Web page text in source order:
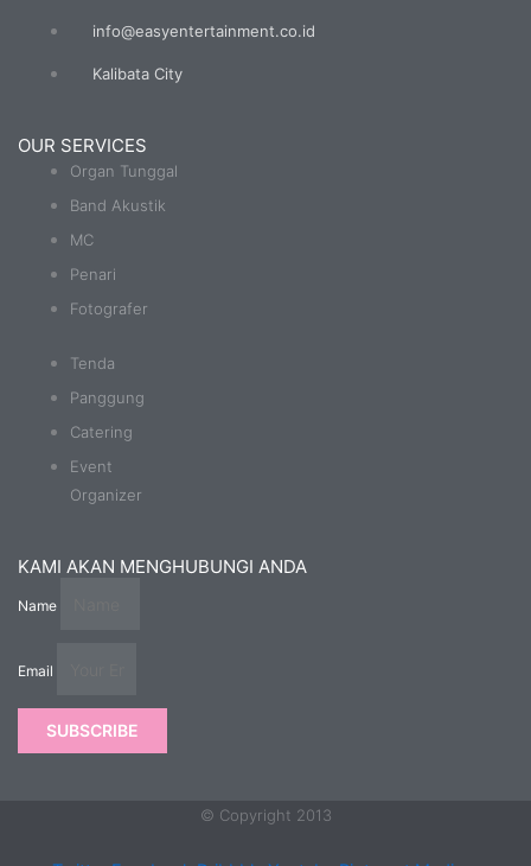
info@easyentertainment.co.id
Kalibata City
OUR SERVICES
Organ Tunggal
Band Akustik
MC
Penari
Fotografer
Tenda
Panggung
Catering
Event
Organizer
KAMI AKAN MENGHUBUNGI ANDA
Name
Email
SUBSCRIBE
© Copyright 2013